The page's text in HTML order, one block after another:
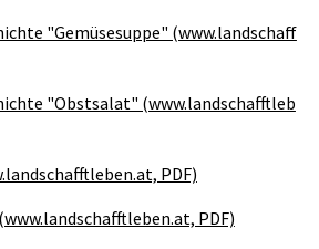
"Gemüsesuppe" (www.landschaff
"Obstsalat" (www.landschafftleb
PDF)
PDF)